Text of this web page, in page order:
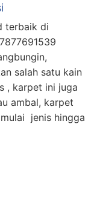
terbaik di
salah satu kain
, karpet ini juga
ambal, karpet
jenis hingga